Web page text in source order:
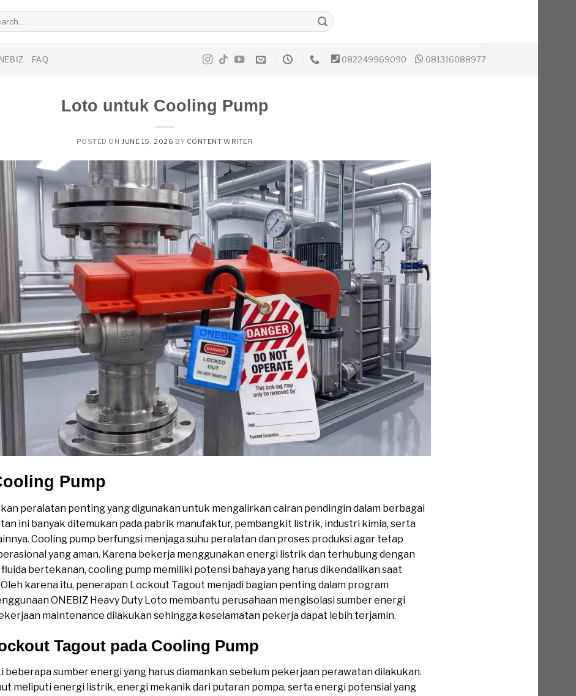
FAQ 082249969090 081316088977
Loto untuk Cooling Pump
POSTED ON JUNE 15, 2026 BY CONTENT WRITER
Pump
peralatan penting yang digunakan untuk mengalirkan cairan pendingin dalam berbagai
ini banyak ditemukan pada pabrik manufaktur, pembangkit listrik, industri kimia, serta
Cooling pump berfungsi menjaga suhu peralatan dan proses produksi agar tetap
yang aman. Karena bekerja menggunakan energi listrik dan terhubung dengan
bertekanan, cooling pump memiliki potensi bahaya yang harus dikendalikan saat
karena itu, penerapan Lockout Tagout menjadi bagian penting dalam program
ONEBIZ Heavy Duty Loto membantu perusahaan mengisolasi sumber energi
maintenance dilakukan sehingga keselamatan pekerja dapat lebih terjamin.
Tagout pada Cooling Pump
beberapa sumber energi yang harus diamankan sebelum pekerjaan perawatan dilakukan.
meliputi energi listrik, energi mekanik dari putaran pompa, serta energi potensial yang